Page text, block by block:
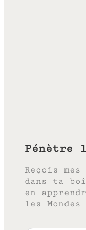
Pénètre
Reçois
dans ta
en
les